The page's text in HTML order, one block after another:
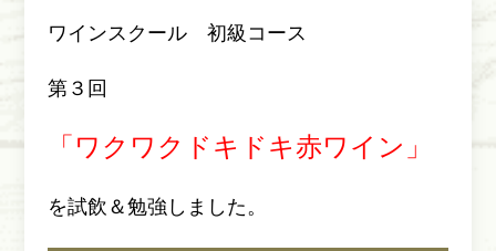
ワインスクール 初級コース
第３回
「ワクワクドキドキ赤ワイン」
を試飲＆勉強しました。